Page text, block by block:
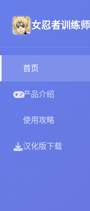
女忍者训练师
首页
产品介绍
使用攻略
汉化版下载